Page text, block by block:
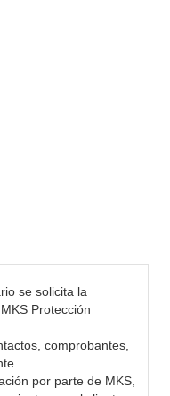
se solicita la
Protección
comprobantes,
por parte de MKS,